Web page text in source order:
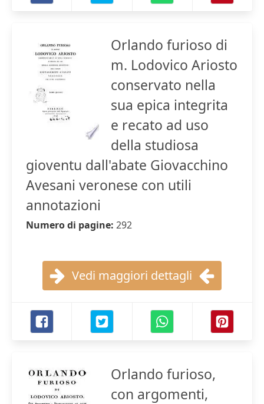
Orlando furioso di
m. Lodovico Ariosto
conservato nella
sua epica integrita
e recato ad uso
della studiosa
gioventu dall'abate Giovacchino
Avesani veronese con utili
annotazioni
Numero di pagine: 292
Vedi maggiori dettagli
Orlando furioso,
con argomenti,